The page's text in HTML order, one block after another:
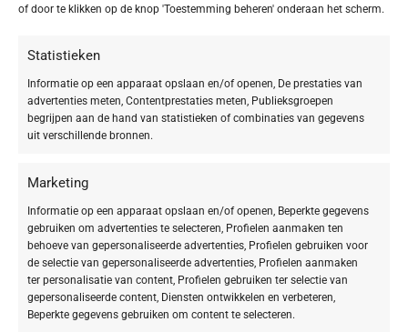
of door te klikken op de knop 'Toestemming beheren' onderaan het scherm.
Statistieken
Informatie op een apparaat opslaan en/of openen, De prestaties van
advertenties meten, Contentprestaties meten, Publieksgroepen
begrijpen aan de hand van statistieken of combinaties van gegevens
uit verschillende bronnen.
Marketing
Informatie op een apparaat opslaan en/of openen, Beperkte gegevens
gebruiken om advertenties te selecteren, Profielen aanmaken ten
behoeve van gepersonaliseerde advertenties, Profielen gebruiken voor
de selectie van gepersonaliseerde advertenties, Profielen aanmaken
ter personalisatie van content, Profielen gebruiken ter selectie van
gepersonaliseerde content, Diensten ontwikkelen en verbeteren,
Beperkte gegevens gebruiken om content te selecteren.
Snelle Resultaten : Zie en voel de verbetering vanaf de eerste
Antibacteriële en Ontstekingsremmende Werking
eigenschappen van zink en gesulfoneerde leisteenolie helpen
onzuiverheden te bestrijden en je huid te kalmeren. Barnsteenzuur en
salicylzuur werken daarnaast ontstekingsremmend en huidherstellend.
Geavanceerde Huidverzorging
bevordert de regeneratie en beschermt tegen schadelijke milieu-
invloeden. Deze krachtige combinatie van plantenextracten zorgt voor
een vitalere en stevigere huid.
Vrij van Onnodige Ingrediënten: Deze 100% veganistische formule is vrij
van siliconen, parabenen, minerale oliën, PEG’s, microplastics en andere
onnodige stoffen, waardoor het geschikt is voor zelfs de meest gevoelige
huidtypes.
Gebruiksvriendelijke Formule